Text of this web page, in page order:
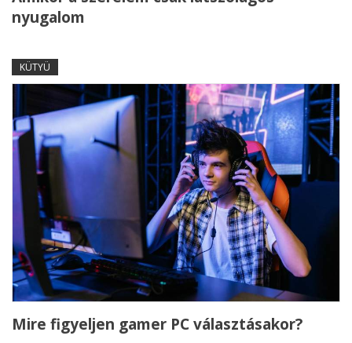
nyugalom
KÜTYÜ
Mire figyeljen gamer PC választásakor?